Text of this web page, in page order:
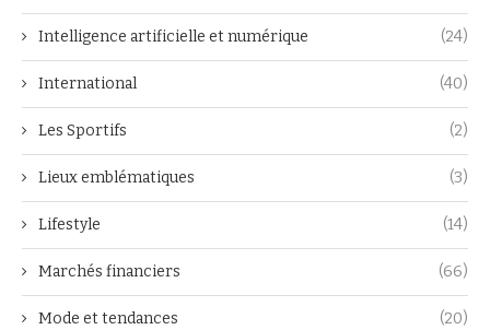
Intelligence artificielle et numérique (24)
International (40)
Les Sportifs (2)
Lieux emblématiques (3)
Lifestyle (14)
Marchés financiers (66)
Mode et tendances (20)